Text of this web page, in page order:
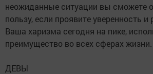
неожиданные ситуации вы сможете
пользу, если проявите уверенность
Ваша харизма сегодня на пике,
преимущество во всех сферах жизни.
ДЕВЫ